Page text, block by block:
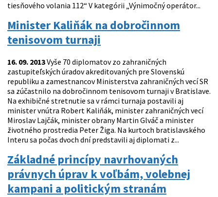
tiesňového volania 112“ V kategórii „Výnimočný operátor...
Minister Kaliňák na dobročinnom
tenisovom turnaji
16. 09. 2013Vyše 70 diplomatov zo zahraničných
zastupiteľských úradov akreditovaných pre Slovenskú
republiku a zamestnancov Ministerstva zahraničných vecí SR
sa zúčastnilo na dobročinnom tenisovom turnaji v Bratislave.
Na exhibičné stretnutie sa v rámci turnaja postavili aj
minister vnútra Robert Kaliňák, minister zahraničných vecí
Miroslav Lajčák, minister obrany Martin Glváč a minister
životného prostredia Peter Žiga. Na kurtoch bratislavského
Interu sa počas dvoch dní predstavili aj diplomati z...
Základné princípy navrhovaných
právnych úprav k voľbám, volebnej
kampani a politickým stranám